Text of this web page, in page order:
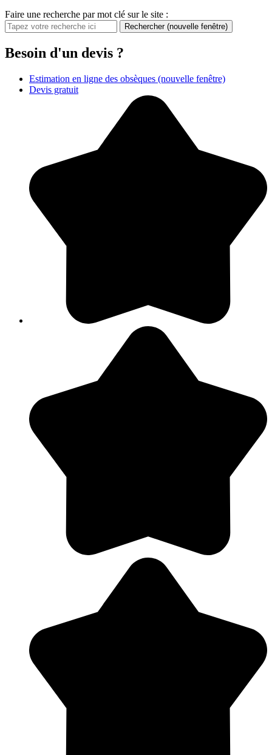
Faire une recherche par mot clé sur le site :
Rechercher (nouvelle fenêtre)
Besoin d'un devis ?
Estimation en ligne des obsèques (nouvelle fenêtre)
Devis gratuit